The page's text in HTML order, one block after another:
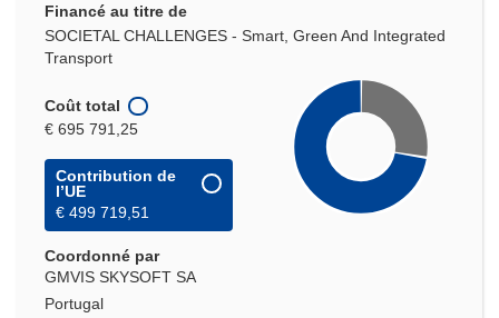
Financé au titre de
SOCIETAL CHALLENGES - Smart, Green And Integrated
Transport
Coût total
€ 695 791,25
Contribution de
l’UE
€ 499 719,51
Coordonné par
GMVIS SKYSOFT SA
Portugal